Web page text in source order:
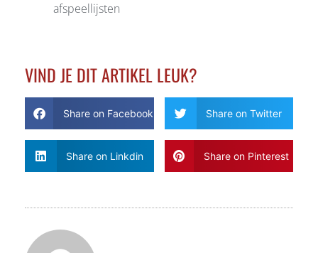
afspeellijsten
VIND JE DIT ARTIKEL LEUK?
Share on Facebook Share on Twitter
Share on Linkdin Share on Pinterest